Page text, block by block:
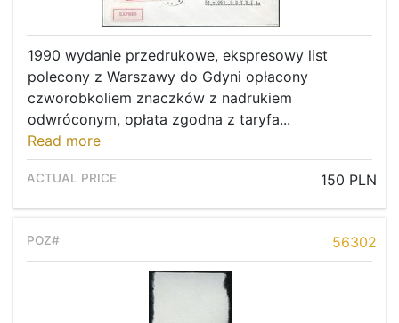
1990 wydanie przedrukowe, ekspresowy list
polecony z Warszawy do Gdyni opłacony
czworobkoliem znaczków z nadrukiem
odwróconym, opłata zgodna z taryfa...
Read more
150 PLN
56302